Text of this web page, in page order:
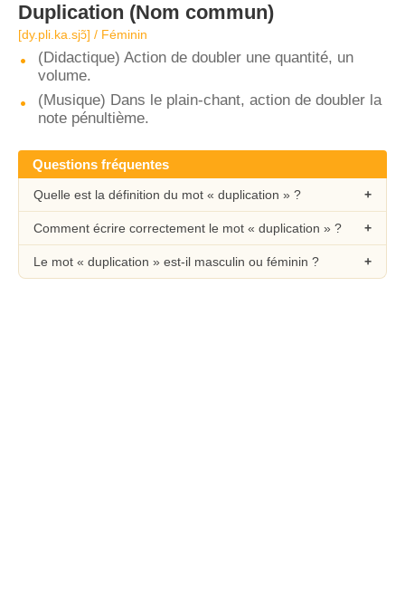
Duplication (Nom commun)
[dy.pli.ka.sjɔ̃] / Féminin
(Didactique) Action de doubler une quantité, un
volume.
(Musique) Dans le plain-chant, action de doubler la
note pénultième.
Questions fréquentes
Quelle est la définition du mot « duplication » ?
Comment écrire correctement le mot « duplication » ?
Le mot « duplication » est-il masculin ou féminin ?